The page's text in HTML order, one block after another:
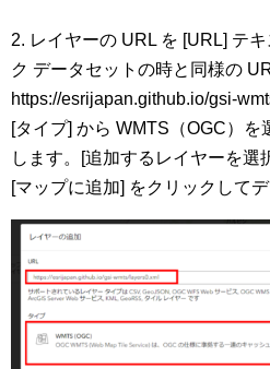
2. レイヤーの URL を [URL] テ
ク データセットの時と同様の
https://esrijapan.github.io/gsi-
[タイプ] から WMTS（OGC）を
します。[追加するレイヤーを選
[マップに追加] をクリックして